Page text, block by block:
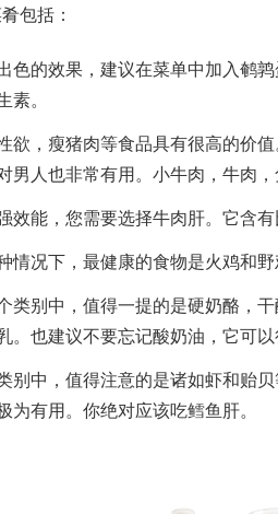
包括：
色的效果，建议在菜单中加入鹌
素。
欲，瘦猪肉等食品具有很高的价
男人也非常有用。小牛肉，牛肉，
效能，您需要选择牛肉肝。它含
情况下，最健康的食物是火鸡和野
类别中，值得一提的是硬奶酪，
。也建议不要忘记酸奶油，它可以
别中，值得注意的是诸如虾和贻
为有用。你绝对应该吃鳕鱼肝。